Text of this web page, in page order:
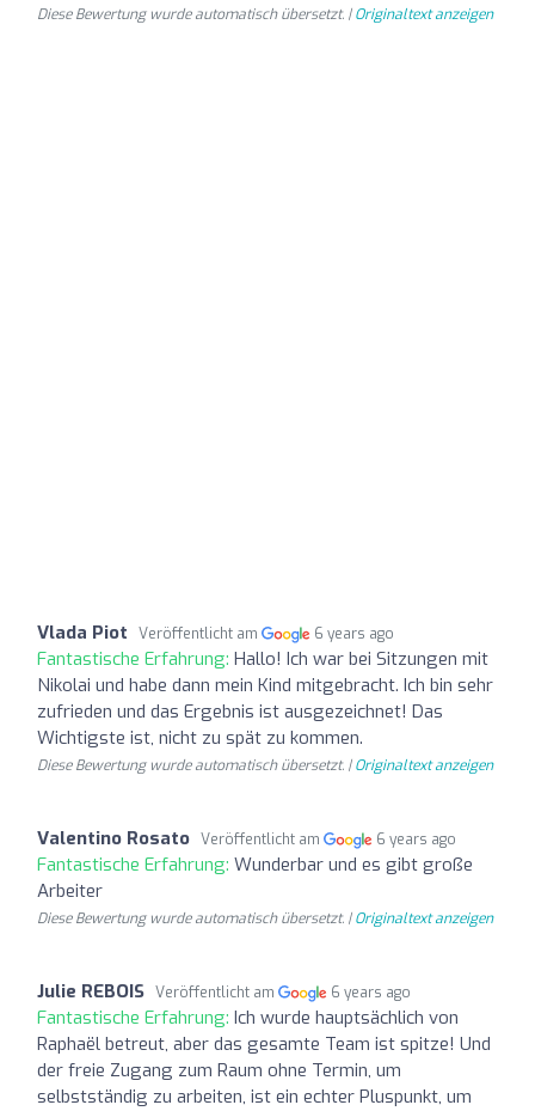
Diese Bewertung wurde automatisch übersetzt. |Originaltext anzeigen
Vlada Piot Veröffentlicht am 6 years ago
Fantastische Erfahrung: Hallo! Ich war bei Sitzungen mit
Nikolai und habe dann mein Kind mitgebracht. Ich bin sehr
zufrieden und das Ergebnis ist ausgezeichnet! Das
Wichtigste ist, nicht zu spät zu kommen.
Diese Bewertung wurde automatisch übersetzt. |Originaltext anzeigen
Valentino Rosato Veröffentlicht am 6 years ago
Fantastische Erfahrung: Wunderbar und es gibt große
Arbeiter
Diese Bewertung wurde automatisch übersetzt. |Originaltext anzeigen
Julie REBOIS Veröffentlicht am 6 years ago
Fantastische Erfahrung: Ich wurde hauptsächlich von
Raphaël betreut, aber das gesamte Team ist spitze! Und
der freie Zugang zum Raum ohne Termin, um
selbstständig zu arbeiten, ist ein echter Pluspunkt, um